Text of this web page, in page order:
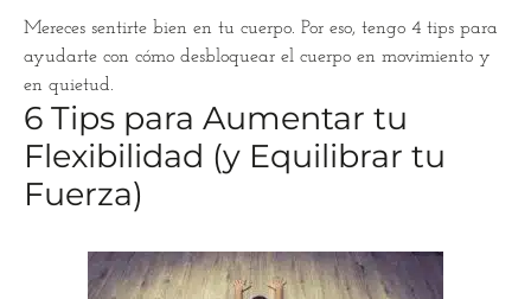
Mereces sentirte bien en tu cuerpo. Por eso, tengo 4 tips para
ayudarte con cómo desbloquear el cuerpo en movimiento y
en quietud.
6 Tips para Aumentar tu
Flexibilidad (y Equilibrar tu
Fuerza)